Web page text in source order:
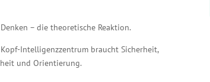
Denken – die theoretische Reaktion.
Kopf-Intelligenzzentrum braucht Sicherheit,
und Orientierung.